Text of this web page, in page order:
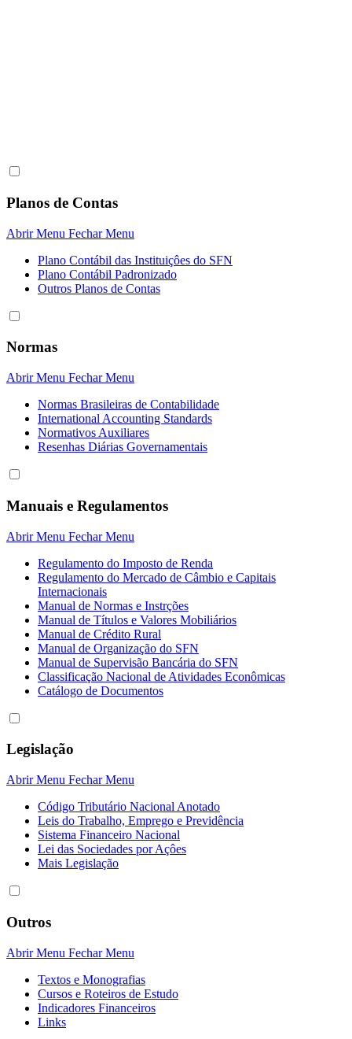
Planos de Contas
Abrir Menu Fechar Menu
Plano Contábil das Instituiçôes do SFN
Plano Contábil Padronizado
Outros Planos de Contas
Normas
Abrir Menu Fechar Menu
Normas Brasileiras de Contabilidade
International Accounting Standards
Normativos Auxiliares
Resenhas Diárias Governamentais
Manuais e Regulamentos
Abrir Menu Fechar Menu
Regulamento do Imposto de Renda
Regulamento do Mercado de Câmbio e Capitais
Internacionais
Manual de Normas e Instrções
Manual de Títulos e Valores Mobiliários
Manual de Crédito Rural
Manual de Organização do SFN
Manual de Supervisão Bancária do SFN
Classificação Nacional de Atividades Econômicas
Catálogo de Documentos
Legislação
Abrir Menu Fechar Menu
Código Tributário Nacional Anotado
Leis do Trabalho, Emprego e Previdência
Sistema Financeiro Nacional
Lei das Sociedades por Açôes
Mais Legislação
Outros
Abrir Menu Fechar Menu
Textos e Monografias
Cursos e Roteiros de Estudo
Indicadores Financeiros
Links